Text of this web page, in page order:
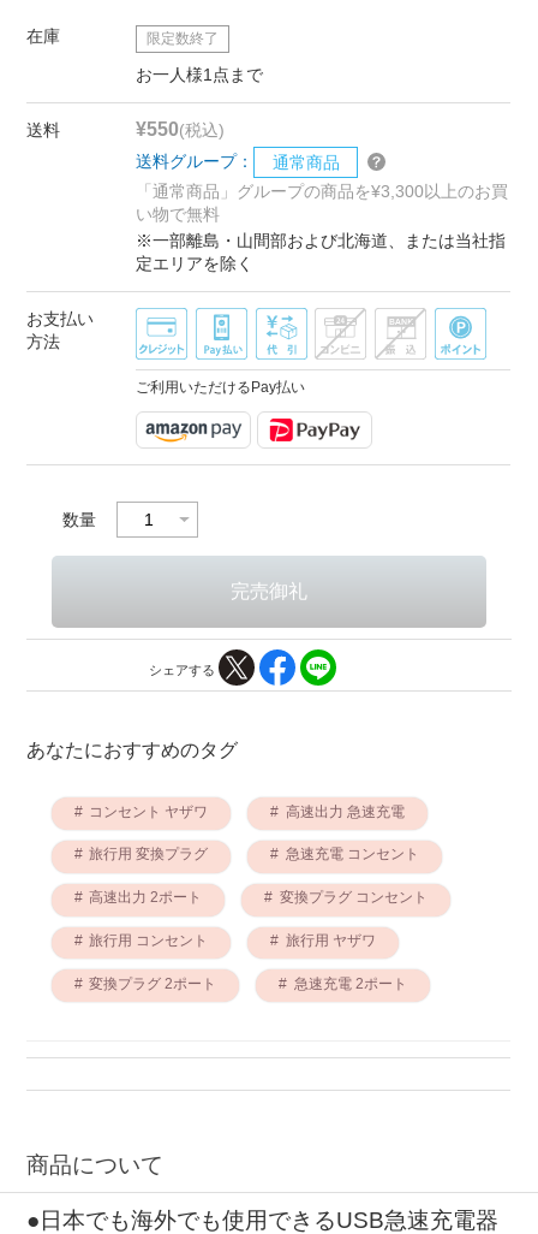
在庫 限定数終了
お一人様1点まで
送料 ¥550(税込)
送料グループ：
通常商品
「通常商品」グループの商品を¥3,300以上のお買
い物で無料
※一部離島・山間部および北海道、または当社指
定エリアを除く
お支払い
方法
ご利用いただけるPay払い
数量
シェアする
あなたにおすすめのタグ
コンセント ヤザワ 高速出力 急速充電
旅行用 変換プラグ 急速充電 コンセント
高速出力 2ポート 変換プラグ コンセント
旅行用 コンセント 旅行用 ヤザワ
変換プラグ 2ポート 急速充電 2ポート
商品について
●日本でも海外でも使用できるUSB急速充電器